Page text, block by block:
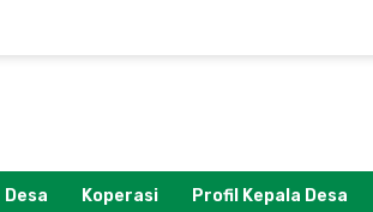
Koperasi Profil Kepala Desa